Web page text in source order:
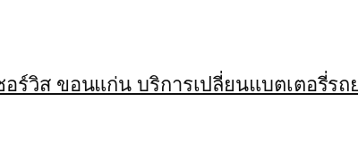
ร์วิส ขอนแก่น บริการเปลี่ยนแบตเตอรี่รถ